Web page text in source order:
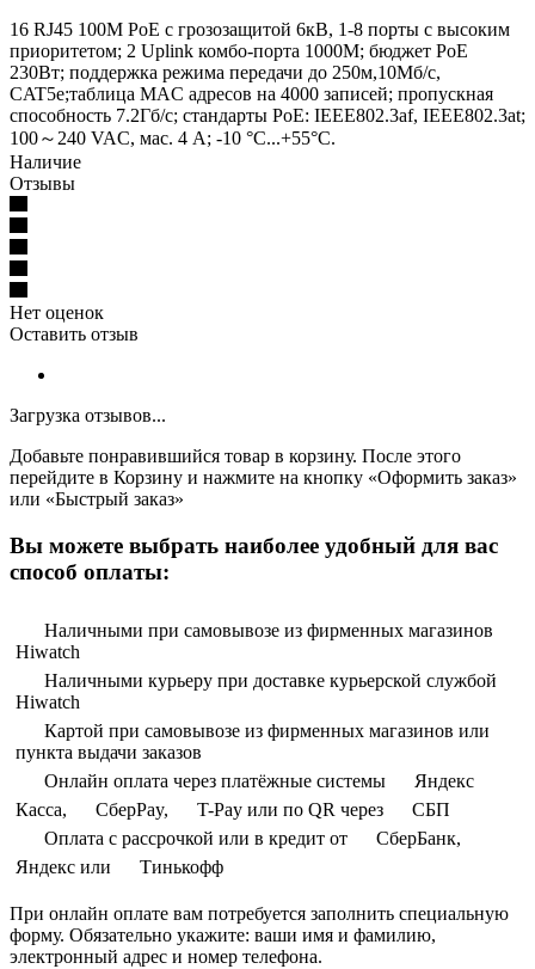
16 RJ45 100M PoE с грозозащитой 6кВ, 1-8 порты с высоким
приоритетом; 2 Uplink комбо-порта 1000М; бюджет PoE
230Вт; поддержка режима передачи до 250м,10Мб/с,
CAT5e;таблица MAC адресов на 4000 записей; пропускная
способность 7.2Гб/с; стандарты PoE: IEEE802.3af, IEEE802.3at;
100～240 VAC, мас. 4 A; -10 °C...+55°C.
Наличие
Отзывы
Нет оценок
Оставить отзыв
Загрузка отзывов...
Добавьте понравившийся товар в корзину. После этого
перейдите в Корзину и нажмите на кнопку «Оформить заказ»
или «Быстрый заказ»
Вы можете выбрать наиболее удобный для вас
способ оплаты:
Наличными при самовывозе из фирменных магазинов
Hiwatch
Наличными курьеру при доставке курьерской службой
Hiwatch
Картой при самовывозе из фирменных магазинов или
пункта выдачи заказов
Онлайн оплата через платёжные системы
Яндекс
Касса,
СберPay, T-Pay или по QR через
СБП
Оплата с рассрочкой или в кредит от
СберБанк,
Яндекс или
Тинькофф
При онлайн оплате вам потребуется заполнить специальную
форму. Обязательно укажите: ваши имя и фамилию,
электронный адрес и номер телефона.